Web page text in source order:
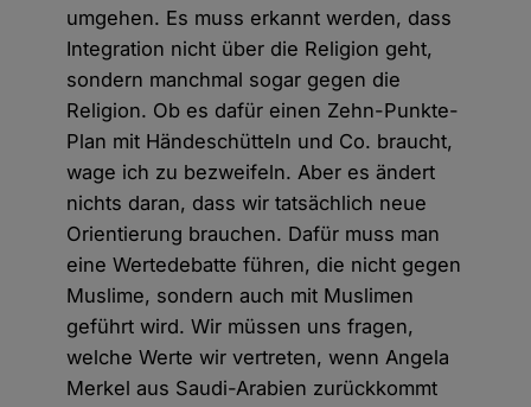
umgehen. Es muss erkannt werden, dass
Integration nicht über die Religion geht,
sondern manchmal sogar gegen die
Religion. Ob es dafür einen Zehn-Punkte-
Plan mit Händeschütteln und Co. braucht,
wage ich zu bezweifeln. Aber es ändert
nichts daran, dass wir tatsächlich neue
Orientierung brauchen. Dafür muss man
eine Wertedebatte führen, die nicht gegen
Muslime, sondern auch mit Muslimen
geführt wird. Wir müssen uns fragen,
welche Werte wir vertreten, wenn Angela
Merkel aus Saudi-Arabien zurückkommt